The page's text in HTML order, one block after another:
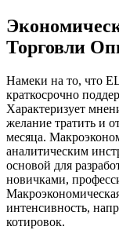
Торговли
Намеки на то, что
краткосрочно
Характеризует
желание тратить и
месяца.
аналитическим
основой для
новичками,
интенсивность,
котировок.